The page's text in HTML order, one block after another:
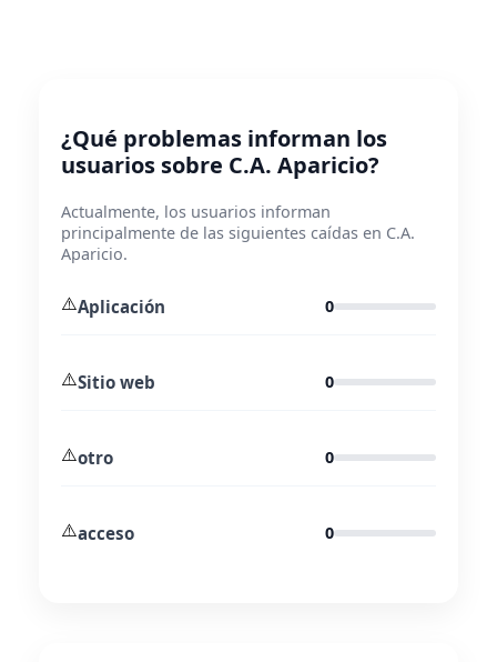
¿Qué problemas informan los
usuarios sobre C.A. Aparicio?
Actualmente, los usuarios informan
principalmente de las siguientes caídas en C.A.
Aparicio.
⚠️Aplicación 0
⚠️Sitio web 0
⚠️otro 0
⚠️acceso 0